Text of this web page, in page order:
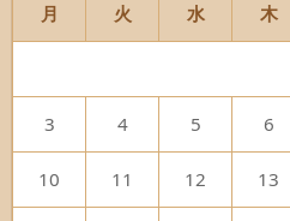
月 火 水 木
3 4 5 6
10 11 12 13